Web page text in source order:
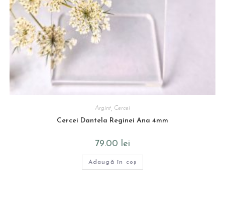
Argint Cercei
Cercei Dantela Reginei Ana 4mm
79.00 lei
Adaugă în coș